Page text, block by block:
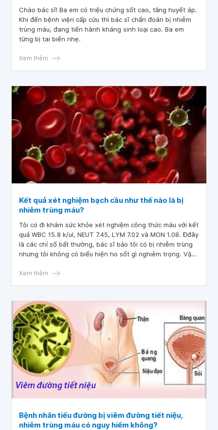
Chào bác sĩ! Ba em có triệu chứng sốt cao, tăng huyết áp.
Khi đến bệnh viện cấp cứu thì bác sĩ chẩn đoán bị nhiễm
trùng máu, đang tiến hành kháng sinh loại cao. Ba em
từng bị tai biến nhẹ.
Xem thêm
Kết quả xét nghiệm bạch cầu như thế nào là bị
nhiễm trùng máu?
Tôi có đi khám sức khỏe xét nghiệm công thức máu với kết
quả WBC 15.8 k/ul, NEUT 7.45, LYM 7.02 và MON 1.08. Đđây
là các chỉ số bất thường, bác sĩ bảo tôi có bị nhiễm trùng
nhưng tôi không có biểu hiện ho sốt gì nghiêm trọng. Vậy
nhiễm trùng máu?
Xem thêm
Bệnh nhân tiểu đường bị viêm đường tiết niệu,
nhiễm trùng máu có nguy hiểm không?